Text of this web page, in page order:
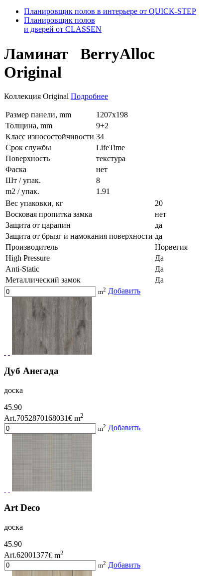
Планировщик полов в интерьере от QUICK-STEP
Планировщик полов
и дверей от CLASSEN
Ламинат
BerryAlloc
Original
Коллекция Original Подробнее
Размер панели, mm
1207x198
Толщина, mm
9+2
Класс износостойчивости 34
Срок службы
LifeTime
Поверхность
текстура
Фаска
нет
Шт / упак.
8
m2 / упак.
1.91
Вес упаковки, кг
20
Восковая пропитка замка
нет
Защита от царапин
да
Защита от брызг и намокания поверхности да
Производитель
Норвегия
High Pressure
Да
Anti-Static
Да
Металлический замок
Да
m2 Добавить
Дуб Анегада
доска
45.90
Art.7052870168031€ m2
m2 Добавить
Art Deco
доска
45.90
Art.62001377€ m2
m2 Добавить